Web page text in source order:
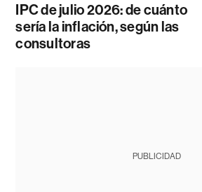
IPC de julio 2026: de cuánto
sería la inflación, según las
consultoras
PUBLICIDAD